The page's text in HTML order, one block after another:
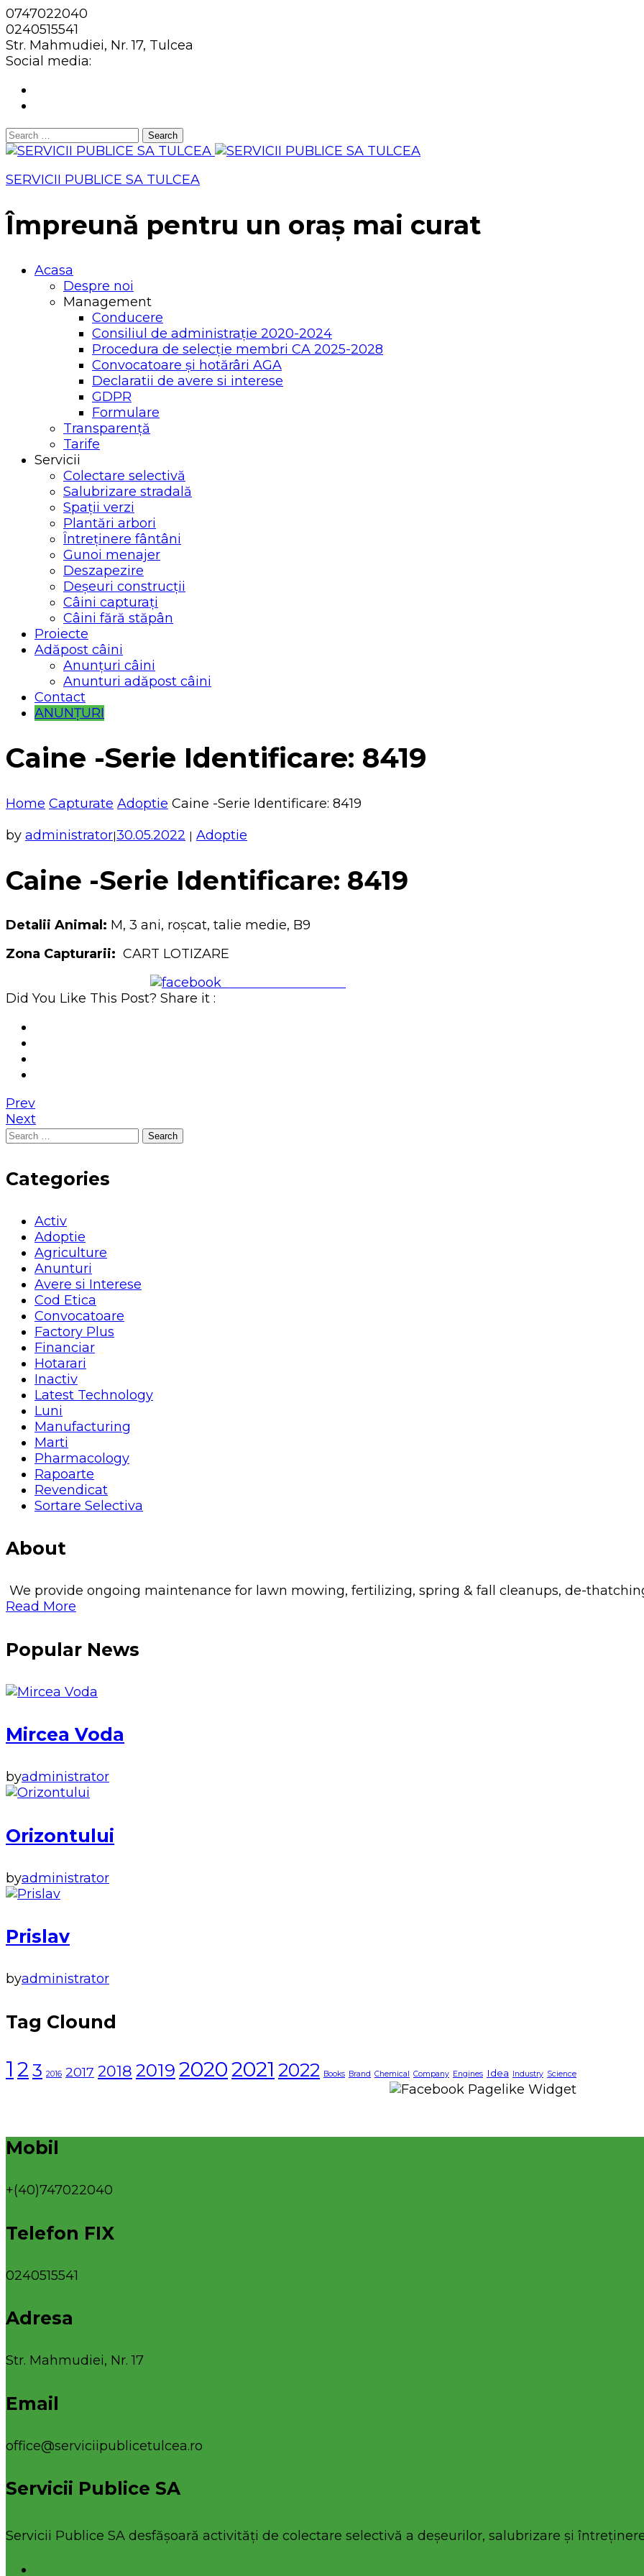
0747022040
0240515541
Str. Mahmudiei, Nr. 17, Tulcea
Social media:
Search
for:
SERVICII PUBLICE SA TULCEA
Împreună pentru un oraș mai curat
Acasa
Despre noi
Management
Conducere
Consiliul de administrație 2020-2024
Procedura de selecție membri CA 2025-2028
Convocatoare și hotărâri AGA
Declaratii de avere si interese
GDPR
Formulare
Transparență
Tarife
Servicii
Colectare selectivă
Salubrizare stradală
Spații verzi
Plantări arbori
Întreținere fântâni
Gunoi menajer
Deszapezire
Deșeuri construcții
Câini capturați
Câini fără stăpân
Proiecte
Adăpost câini
Anunțuri câini
Anunturi adăpost câini
Contact
ANUNȚURI
Caine -Serie Identificare: 8419
Home Capturate Adoptie Caine -Serie Identificare: 8419
by administrator|30.05.2022 | Adoptie
Caine -Serie Identificare: 8419
Detalii Animal: M, 3 ani, roșcat, talie medie, B9
Zona Capturarii: CART LOTIZARE
Did You Like This Post? Share it :
Prev
Next
Search
Categories
Activ
Adoptie
Agriculture
Anunturi
Avere si Interese
Cod Etica
Convocatoare
Factory Plus
Financiar
Hotarari
Inactiv
Latest Technology
Luni
Manufacturing
Marti
Pharmacology
Rapoarte
Revendicat
Sortare Selectiva
About
We provide ongoing maintenance for lawn mowing, fertilizing, spring & fall cleanups, de-
Read More
Popular News
Mircea Voda
byadministrator
Orizontului
byadministrator
Prislav
byadministrator
Tag Clound
1 2 3 2016 2017 2018 2019 20202021 2022 Books Brand Chemical Company Engines Idea Industry Science
Mobil
+(40)747022040
Telefon FIX
0240515541
Adresa
Str. Mahmudiei, Nr. 17
Email
office@serviciipublicetulcea.ro
Servicii Publice SA
Servicii Publice SA desfășoară activități de colectare selectivă a deșeurilor, salubrizare și